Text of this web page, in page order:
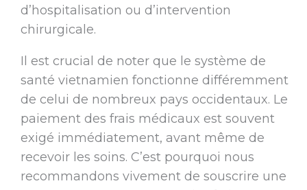
d’hospitalisation ou d’intervention
chirurgicale.
Il est crucial de noter que le système de
santé vietnamien fonctionne différemment
de celui de nombreux pays occidentaux. Le
paiement des frais médicaux est souvent
exigé immédiatement, avant même de
recevoir les soins. C’est pourquoi nous
recommandons vivement de souscrire une